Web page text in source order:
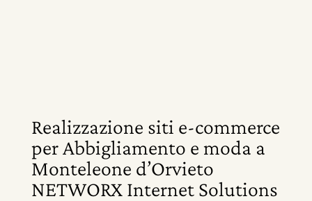
Realizzazione siti e-commerce
per Abbigliamento e moda a
Monteleone d’Orvieto
NETWORX Internet Solutions